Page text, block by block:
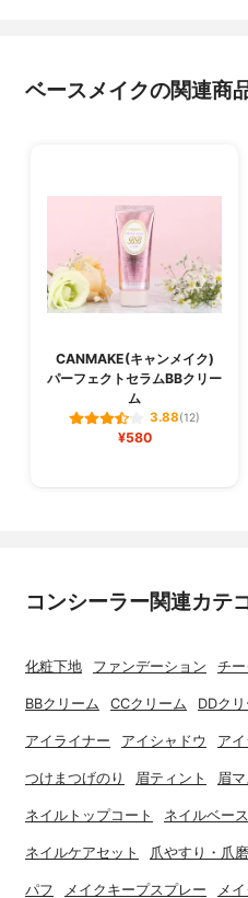
ベースメイクの関連商
CANMAKE(キャンメイク)
パーフェクトセラムBBクリー
ム
3.88(12)
¥580
コンシーラー関連カテ
化粧下地 ファンデーション チー
BBクリーム CCクリーム DDク
アイライナー アイシャドウ ア
つけまつげのり 眉ティント 眉
ネイルトップコート ネイルベー
ネイルケアセット 爪やすり・爪
パフ メイクキープスプレー メ